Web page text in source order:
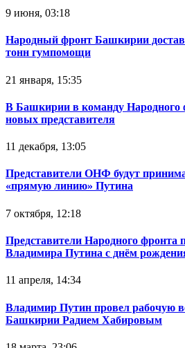
9 июня, 03:18
Народный фронт Башкирии
тонн гумпомощи
21 января, 15:35
В Башкирии в команду Народного
новых представителя
11 декабря, 13:05
Представители ОНФ будут
«прямую линию» Путина
7 октября, 12:18
Представители Народного фронта
Владимира Путина с днём
11 апреля, 14:34
Владимир Путин провел рабочую
Башкирии Радием Хабировым